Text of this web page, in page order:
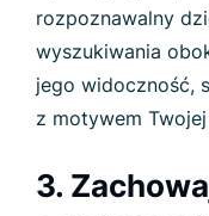
rozpoznawalny
wyszukiwania
jego widoczność,
z motywem
3.